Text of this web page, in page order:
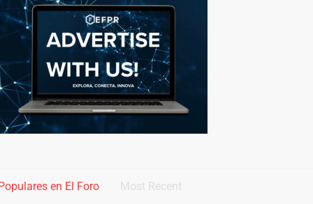
en El Foro Most Recent